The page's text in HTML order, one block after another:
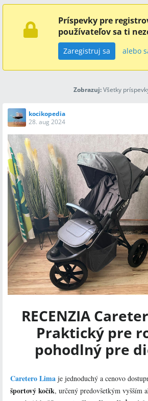
Príspevky pre
používateľov sa ti
Zaregistruj sa alebo
Zobrazuj:Všetky
kocikopedia
28. aug 2024
RECENZIA
Praktický pre
pohodlný pre
Caretero Lima je jednoduchý a cenovo
športový kočík, určený predovšetkým